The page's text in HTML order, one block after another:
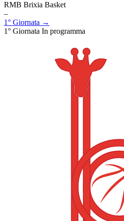
RMB Brixia Basket
–
1° Giornata →
1° Giornata In programma